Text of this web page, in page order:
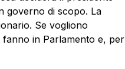
governo di scopo. La
Se vogliono
fanno in Parlamento e, per